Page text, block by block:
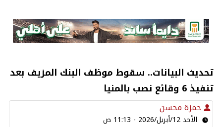
تحديث البيانات.. سقوط موظف البنك المزيف بعد
تنفيذ 6 وقائع نصب بالمنيا
حمزة محسن
الأحد 12/أبريل/2026 - 11:13 ص